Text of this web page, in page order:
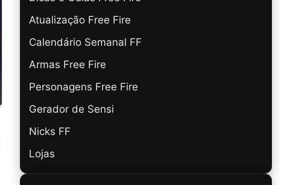
Atualização Free Fire
Calendário Semanal FF
Armas Free Fire
Personagens Free Fire
Gerador de Sensi
Nicks FF
Lojas